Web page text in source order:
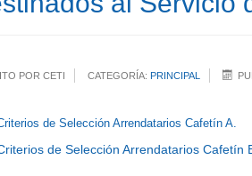
POR CETI CATEGORÍA: PRINCIPAL
de Selección Arrendatarios Cafetín A.
de Selección Arrendatarios Cafetín